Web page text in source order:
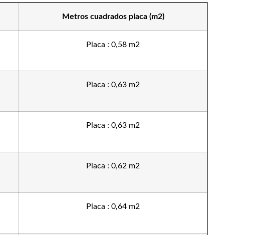
Metros cuadrados placa (m2)
Placa : 0,58 m2
Placa : 0,63 m2
Placa : 0,63 m2
Placa : 0,62 m2
Placa : 0,64 m2